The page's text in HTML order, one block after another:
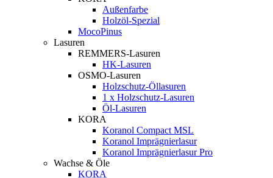
Außenfarbe
Holzöl-Spezial
MocoPinus
Lasuren
REMMERS-Lasuren
HK-Lasuren
OSMO-Lasuren
Holzschutz-Öllasuren
1 x Holzschutz-Lasuren
Öl-Lasuren
KORA
Koranol Compact MSL
Koranol Imprägnierlasur
Koranol Imprägnierlasur Pro
Wachse & Öle
KORA